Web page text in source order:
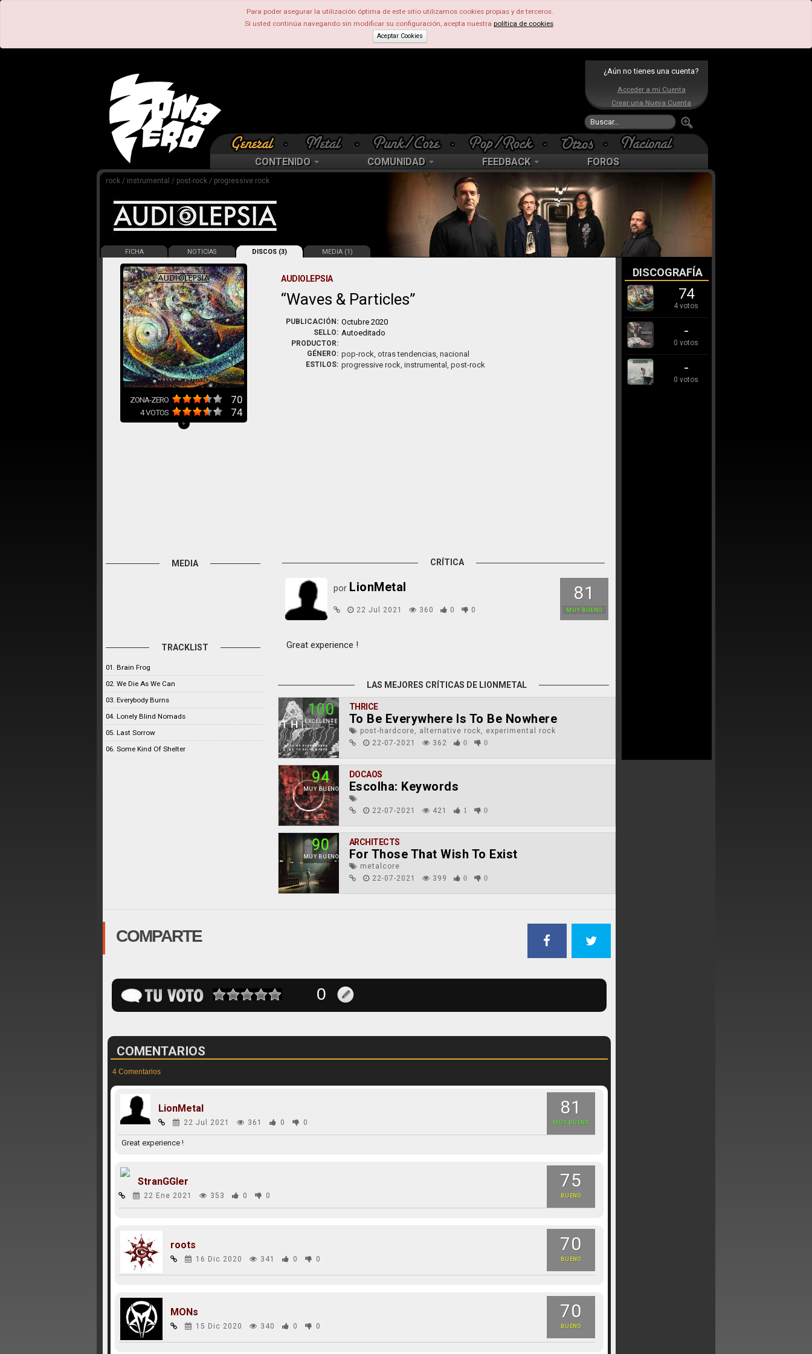
Para poder asegurar la utilización óptima de este sitio utilizamos cookies propias y de terceros.
Si usted continúa navegando sin modificar su configuración, acepta nuestra política de cookies.
Aceptar Cookies
¿Aún no tienes una cuenta?
Acceder a mi Cuenta
Crear una Nueva Cuenta
CONTENIDO COMUNIDAD FEEDBACK FOROS
rock / instrumental / post-rock / progressive rock
FICHA NOTICIAS DISCOS (3) MEDIA (1)
ZONA-ZERO 70
4VOTOS 74
+
AUDIOLEPSIA
Waves & Particles
PUBLICACIÓN: Octubre 2020
SELLO: Autoeditado
PRODUCTOR:
GÉNERO: pop-rock, otras tendencias, nacional
ESTILOS: progressive rock, instrumental, post-rock
MEDIA
TRACKLIST
01. Brain Frog
02. We Die As We Can
03. Everybody Burns
04. Lonely Blind Nomads
05. Last Sorrow
06. Some Kind Of Shelter
CRÍTICA
81
MUY BUENO
por LionMetal
22 Jul 2021 360 0 0
Great experience !
LAS MEJORES CRÍTICAS DE LIONMETAL
100
EXCELENTE
THRICE
To Be Everywhere Is To Be Nowhere
post-hardcore, alternative rock, experimental rock
22-07-2021
362 0 0
94
MUY BUENO
DOCAOS
Escolha: Keywords
22-07-2021 421 1 0
90
MUY BUENO
ARCHITECTS
For Those That Wish To Exist
metalcore
22-07-2021
399 0 0
COMPARTE
COMENTARIOS
4 Comentarios
81
MUY BUENO
LionMetal
22 Jul 2021 361 0 0
Great experience !
75
BUENO
StranGGler
22 Ene 2021 353 0 0
70
BUENO
roots
16 Dic 2020 341 0 0
70
BUENO
MONs
15 Dic 2020 340 0 0
DISCOGRAFÍA
74
4 votos
-
0 votos
-
0 votos